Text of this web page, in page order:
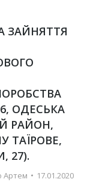
ЗАЙНЯТТЯ
ОДЕСЬКА
РАЙОН,
ТАЇРОВЕ,
27).
Артем 17.01.2020